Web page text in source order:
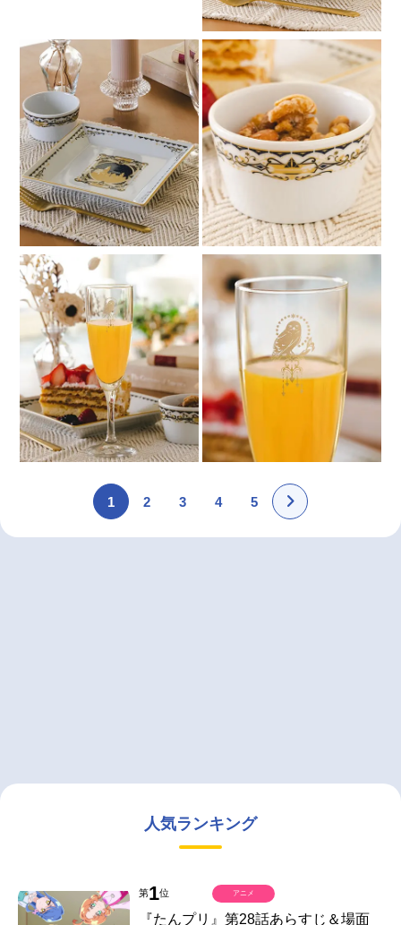
1 2 3 4 5
人気ランキング
第1位
『たんプリ』第28話あらすじ＆場面
アニメ